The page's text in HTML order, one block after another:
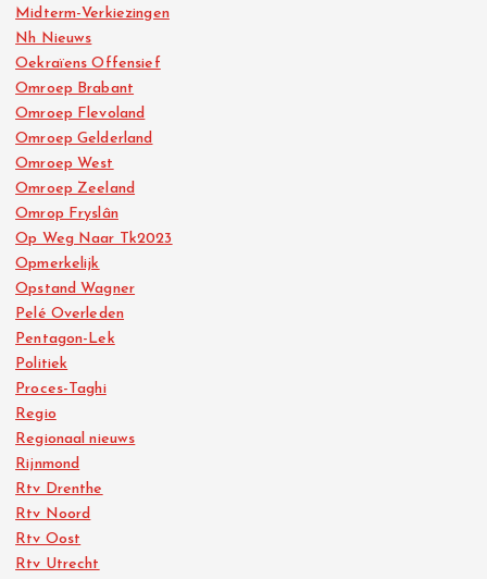
Midterm-Verkiezingen
Nh Nieuws
Oekraïens Offensief
Omroep Brabant
Omroep Flevoland
Omroep Gelderland
Omroep West
Omroep Zeeland
Omrop Fryslân
Op Weg Naar Tk2023
Opmerkelijk
Opstand Wagner
Pelé Overleden
Pentagon-Lek
Politiek
Proces-Taghi
Regio
Regionaal nieuws
Rijnmond
Rtv Drenthe
Rtv Noord
Rtv Oost
Rtv Utrecht